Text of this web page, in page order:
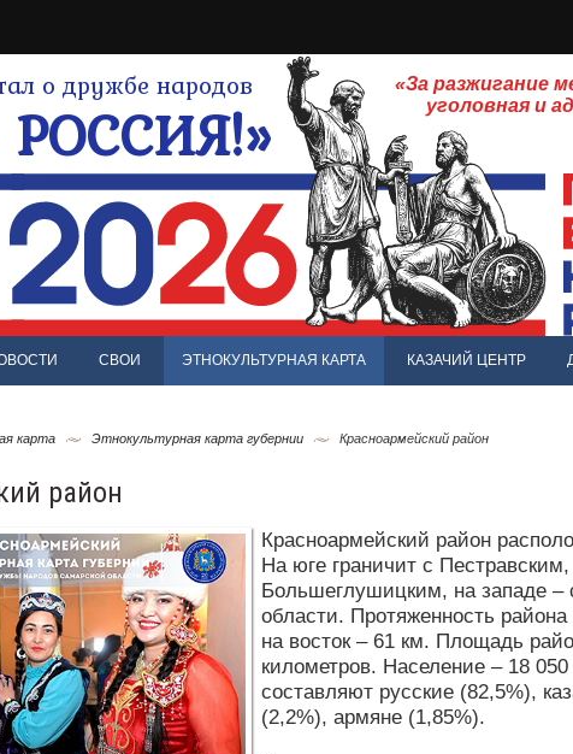
о дружбе народов
«За разжигание
уголовная и
СВОИ ЭТНОКУЛЬТУРНАЯ КАРТА КАЗАЧИЙ ЦЕНТР
карта Этнокультурная карта губернии Красноармейский район
район
Красноармейский район
На юге граничит с
Большеглушицким, на западе –
области. Протяженность
на восток – 61 км. Площадь
километров. Население – 18
составляют русские (82,5%),
(2,2%), армяне (1,85%).